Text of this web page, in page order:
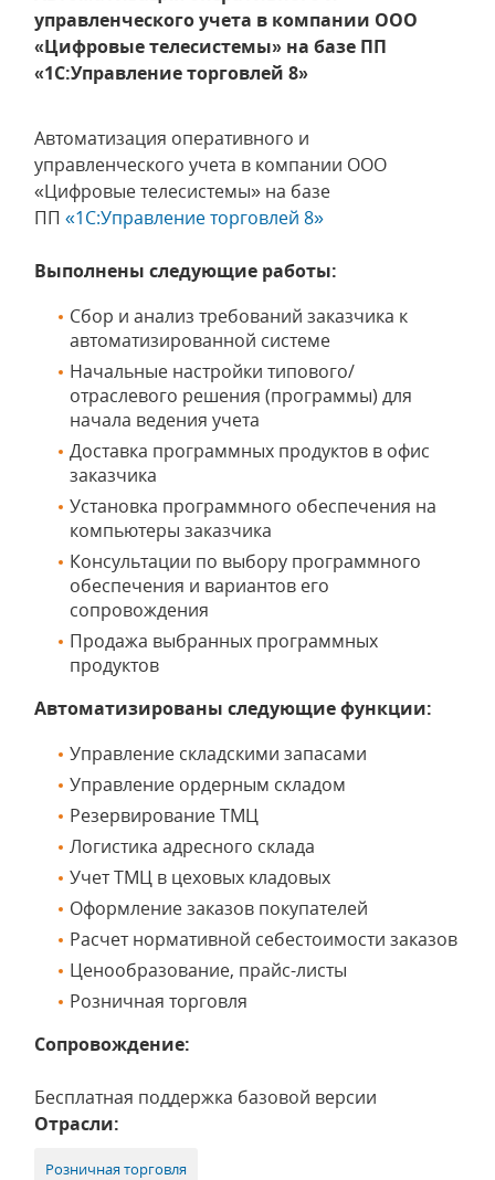
управленческого учета в компании ООО
«Цифровые телесистемы» на базе ПП
«1С:Управление торговлей 8»
Автоматизация оперативного и
управленческого учета в компании ООО
«Цифровые телесистемы» на базе
ПП «1С:Управление торговлей 8»
Выполнены следующие работы:
Сбор и анализ требований заказчика к
автоматизированной системе
Начальные настройки типового/
отраслевого решения (программы) для
начала ведения учета
Доставка программных продуктов в офис
заказчика
Установка программного обеспечения на
компьютеры заказчика
Консультации по выбору программного
обеспечения и вариантов его
сопровождения
Продажа выбранных программных
продуктов
Автоматизированы следующие функции:
Управление складскими запасами
Управление ордерным складом
Резервирование ТМЦ
Логистика адресного склада
Учет ТМЦ в цеховых кладовых
Оформление заказов покупателей
Расчет нормативной себестоимости заказов
Ценообразование, прайс-листы
Розничная торговля
Сопровождение:
Бесплатная поддержка базовой версии
Отрасли:
Розничная торговля